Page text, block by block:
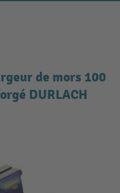
de mors 100
DURLACH